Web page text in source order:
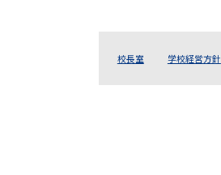
校長室 学校経営方針